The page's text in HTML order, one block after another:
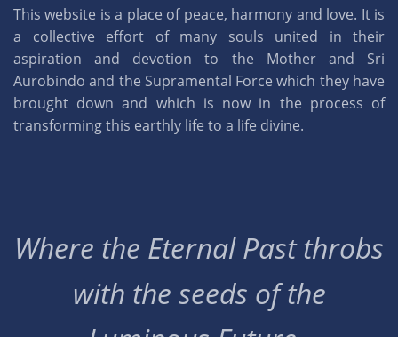
This website is a place of peace, harmony and love. It is
a collective effort of many souls united in their
aspiration and devotion to the Mother and Sri
Aurobindo and the Supramental Force which they have
brought down and which is now in the process of
transforming this earthly life to a life divine.
Where the Eternal Past throbs
with the seeds of the